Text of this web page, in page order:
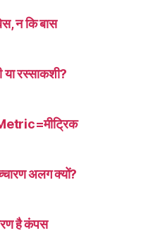
न कि बास
रस्साकशी?
अलग क्यों?
है कंपस